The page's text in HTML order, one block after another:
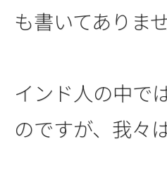
も書いてありませ
インド人の中で
のですが、我々